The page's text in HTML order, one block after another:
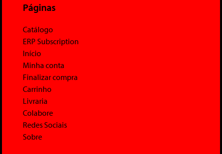
Páginas
Catálogo
ERP Subscription
Início
Minha conta
Finalizar compra
Carrinho
Livraria
Colabore
Redes Sociais
Sobre